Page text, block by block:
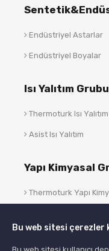
Endüstriyel Astarlar
Endüstriyel Boyalar
Isı Yalıtım Grubu
Thermoturk Isı Yalıtım
Asist Isı Yalıtım
Yapı Kimyasal
Thermoturk Yapı
Blog
Bu web sitesi çerezler